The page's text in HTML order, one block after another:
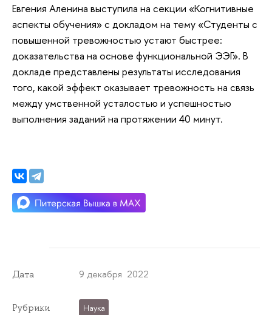
Евгения Аленина выступила на секции «Когнитивные
аспекты обучения» с докладом на тему «Студенты с
повышенной тревожностью устают быстрее:
доказательства на основе функциональной ЭЭГ». В
докладе представлены результаты исследования
того, какой эффект оказывает тревожность на связь
между умственной усталостью и успешностью
выполнения заданий на протяжении 40 минут.
Дата 9 декабря 2022
Рубрики Наука